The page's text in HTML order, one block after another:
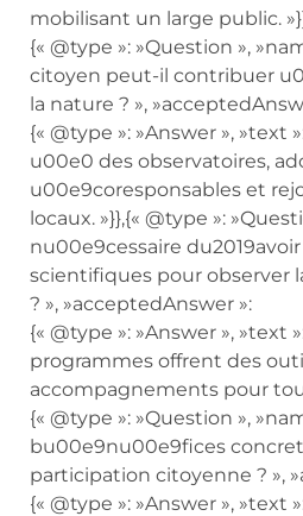
mobilisant un large public.
{« @type »: »Question »,
citoyen peut-il contribuer
la nature ? »,
{« @type »: »Answer », »text
u00e0 des observatoires,
u00e9coresponsables et
locaux. »}},{« @type »:
nu00e9cessaire
scientifiques pour observer
? », »acceptedAnswer »:
{« @type »: »Answer », »text
programmes offrent des
accompagnements pour
{« @type »: »Question »,
bu00e9nu00e9fices
participation citoyenne ? »,
{« @type »: »Answer », »text